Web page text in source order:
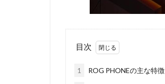
目次
1 ROG PHONEの主な特徴